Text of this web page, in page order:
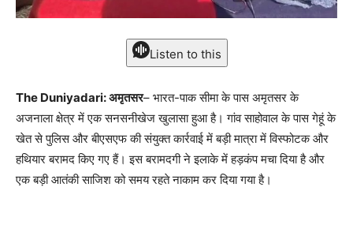
Listen to this
The Duniyadari: अमृतसर– भारत-पाक सीमा के पास अमृतसर के
अजनाला क्षेत्र में एक सनसनीखेज खुलासा हुआ है। गांव साहोवाल के पास गेहूं के
खेत से पुलिस और बीएसएफ की संयुक्त कार्रवाई में बड़ी मात्रा में विस्फोटक और
हथियार बरामद किए गए हैं। इस बरामदगी ने इलाके में हड़कंप मचा दिया है और
एक बड़ी आतंकी साजिश को समय रहते नाकाम कर दिया गया है।